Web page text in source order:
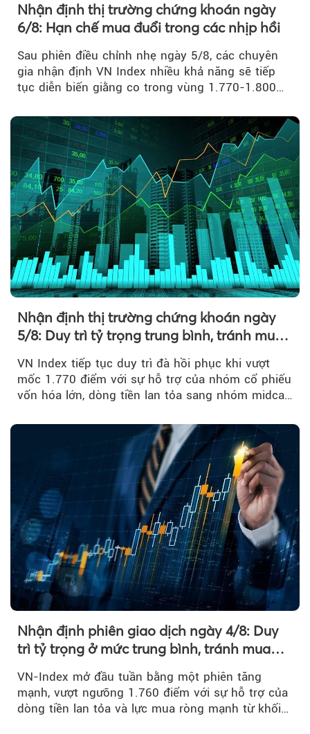
Nhận định thị trường chứng khoán ngày
6/8: Hạn chế mua đuổi trong các nhịp hồi
Sau phiên điều chỉnh nhẹ ngày 5/8, các chuyên
gia nhận định VN Index nhiều khả năng sẽ tiếp
tục diễn biến giằng co trong vùng 1.770-1.800
Nhận định thị trường chứng khoán ngày
5/8: Duy trì tỷ trọng trung bình, tránh mua
VN Index tiếp tục duy trì đà hồi phục khi vượt
mốc 1.770 điểm với sự hỗ trợ của nhóm cổ phiếu
vốn hóa lớn, dòng tiền lan tỏa sang nhóm midcap
Nhận định phiên giao dịch ngày 4/8: Duy
trì tỷ trọng ở mức trung bình, tránh mua
VN-Index mở đầu tuần bằng một phiên tăng
mạnh, vượt ngưỡng 1.760 điểm với sự hỗ trợ của
dòng tiền lan tỏa và lực mua ròng mạnh từ khối